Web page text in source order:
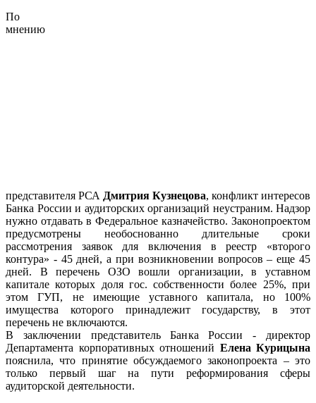
По
мнению
представителя РСА Дмитрия Кузнецова, конфликт интересов
Банка России и аудиторских организаций неустраним. Надзор
нужно отдавать в Федеральное казначейство. Законопроектом
предусмотрены необоснованно длительные сроки
рассмотрения заявок для включения в реестр «второго
контура» - 45 дней, а при возникновении вопросов – еще 45
дней. В перечень ОЗО вошли организации, в уставном
капитале которых доля гос. собственности более 25%, при
этом ГУП, не имеющие уставного капитала, но 100%
имущества которого принадлежит государству, в этот
перечень не включаются.
В заключении представитель Банка России - директор
Департамента корпоративных отношений Елена Курицына
пояснила, что принятие обсуждаемого законопроекта – это
только первый шаг на пути реформирования сферы
аудиторской деятельности.